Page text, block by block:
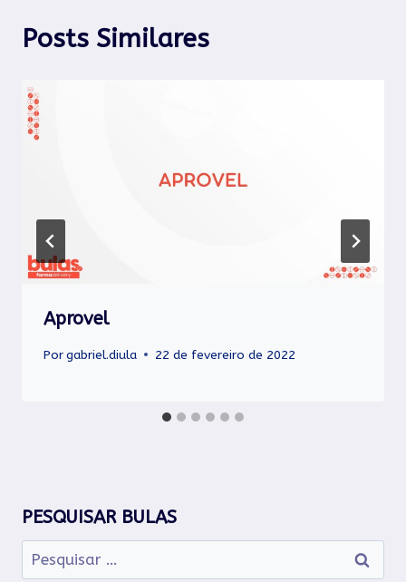
Posts Similares
Aprovel
Porgabriel.diula 22 de fevereiro de 2022
PESQUISAR BULAS
Pesquisar
por: